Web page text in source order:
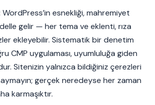
WordPress’in esnekliği, mahremiyet
gelir — her tema ve eklenti, rıza
ekleyebilir. Sistematik bir denetim
CMP uygulaması, uyumluluğa giden
Sitenizin yalnızca bildiğiniz çerezleri
gerçek neredeyse her zaman
karmaşıktır.